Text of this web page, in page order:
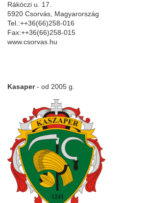
Rákóczi u. 17.
5920 Csorvás, Magyarország
Tel.:++36(66)258-016
Fax:++36(66)258-015
www.csorvas.hu
Kasaper- od 2005 g.